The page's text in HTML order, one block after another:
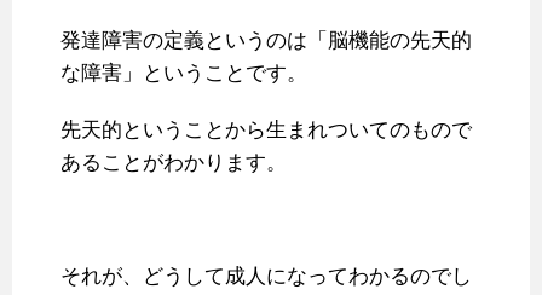
発達障害の定義というのは「脳機能の先天的
な障害」ということです。
先天的ということから生まれついてのもので
あることがわかります。
それが、どうして成人になってわかるのでし